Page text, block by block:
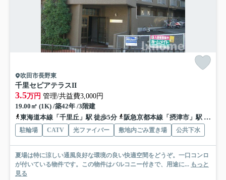
吹田市長野東
千里セピアテラスII
3.5万円 管理/共益費3,000円
19.00㎡ (1K) /築42年 /3階建
東海道本線「千里丘」駅 徒歩5分
阪急京都本線「摂津市」駅 徒歩13分
駐輪場 CATV 光ファイバー 敷地内ごみ置き場 公共下水
夏場は特に涼しい通風良好な環境の良い快適空間をどうぞ。一口コンロ
が付いている物件です。この物件はバルコニー付きで、用途に... もっと
見る